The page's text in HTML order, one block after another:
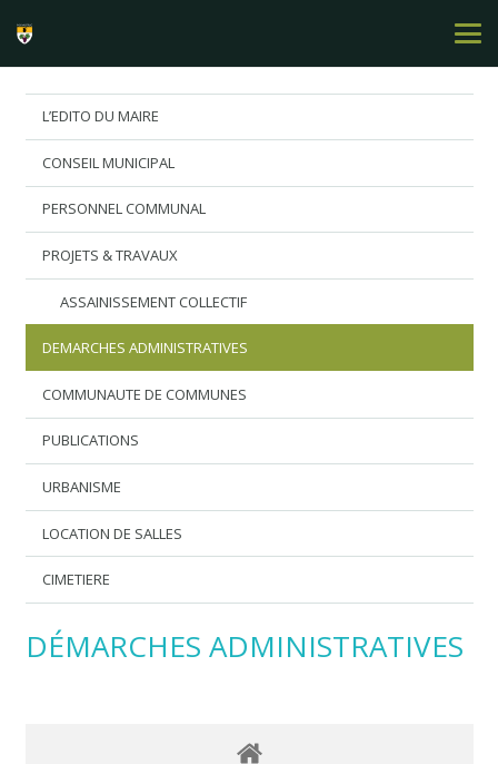
L’EDITO DU MAIRE
CONSEIL MUNICIPAL
PERSONNEL COMMUNAL
PROJETS & TRAVAUX
ASSAINISSEMENT COLLECTIF
DEMARCHES ADMINISTRATIVES
COMMUNAUTE DE COMMUNES
PUBLICATIONS
URBANISME
LOCATION DE SALLES
CIMETIERE
DÉMARCHES ADMINISTRATIVES